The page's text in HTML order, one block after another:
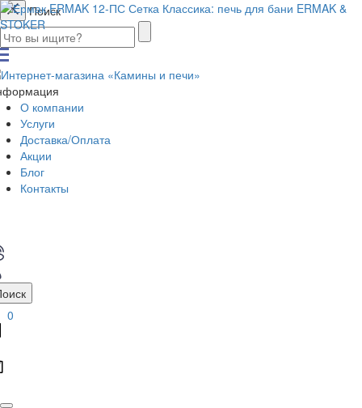
Поиск
О компании
Услуги
Доставка/Оплата
Акции
Блог
Контакты
0